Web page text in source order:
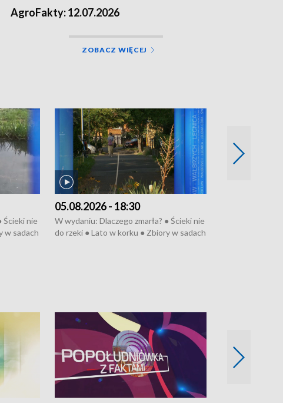
AgroFakty: 12.07.2026
ZOBACZ WIĘCEJ
Ścieki nie
w sadach
05.08.2026 - 18:30
W wydaniu: Dlaczego zmarła? ● Ścieki nie
do rzeki ● Lato w korku ● Zbiory w sadach